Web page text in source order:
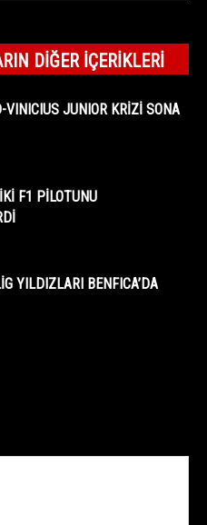
DIĞER İÇERIKLERI
VINICIUS JUNIOR KRİZİ SONA
F1 PİLOTUNU
YILDIZLARI BENFICA’DA